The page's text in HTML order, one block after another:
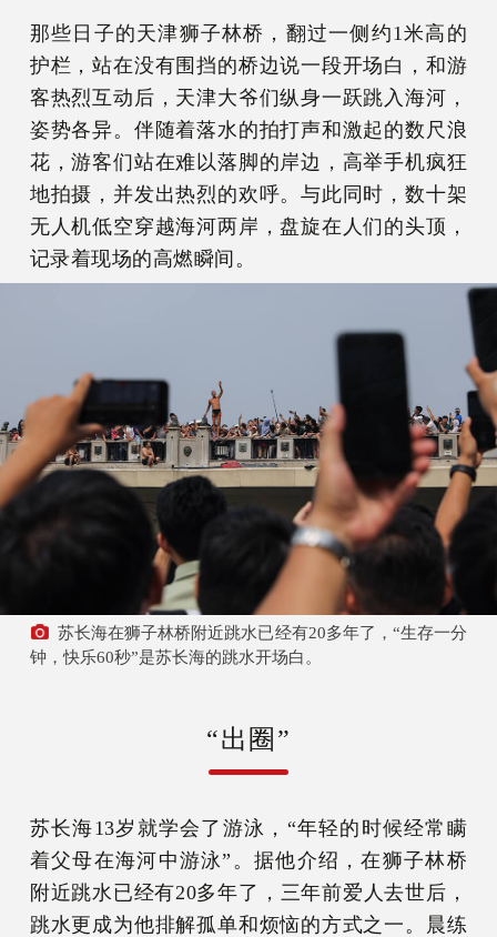
那些日子的天津狮子林桥，翻过一侧约1米高的
护栏，站在没有围挡的桥边说一段开场白，和游
客热烈互动后，天津大爷们纵身一跃跳入海河，
姿势各异。伴随着落水的拍打声和激起的数尺浪
花，游客们站在难以落脚的岸边，高举手机疯狂
地拍摄，并发出热烈的欢呼。与此同时，数十架
无人机低空穿越海河两岸，盘旋在人们的头顶，
记录着现场的高燃瞬间。
苏长海在狮子林桥附近跳水已经有20多年了，“生存一分
钟，快乐60秒”是苏长海的跳水开场白。
“出圈”
苏长海13岁就学会了游泳，“年轻的时候经常瞒
着父母在海河中游泳”。据他介绍，在狮子林桥
附近跳水已经有20多年了，三年前爱人去世后，
跳水更成为他排解孤单和烦恼的方式之一。晨练